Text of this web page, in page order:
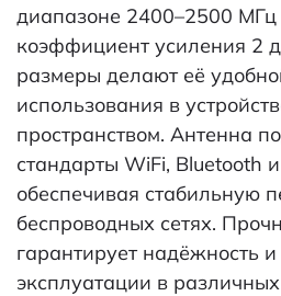
диапазоне 2400–2500 МГц
коэффициент усиления 2
размеры делают её
использования в
пространством. Антенна
стандарты WiFi, Bluetooth
обеспечивая стабильную
беспроводных сетях.
гарантирует надёжность
эксплуатации в